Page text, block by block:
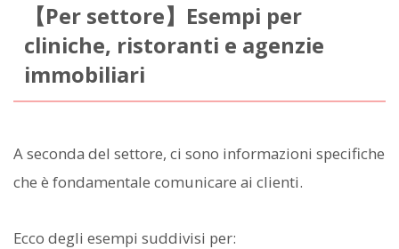
【Per settore】Esempi per
cliniche, ristoranti e agenzie
immobiliari
A seconda del settore, ci sono informazioni specifiche
che è fondamentale comunicare ai clienti.
Ecco degli esempi suddivisi per: